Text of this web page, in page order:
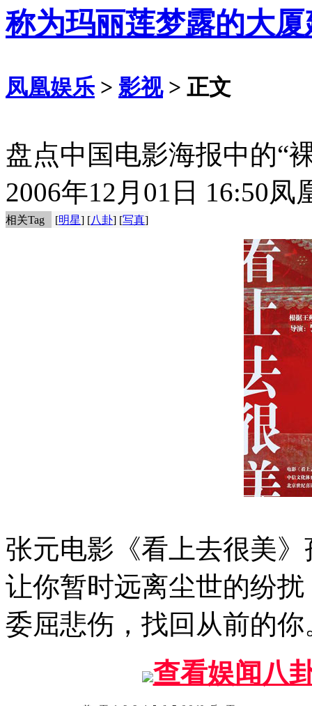
称为玛丽莲梦露的大
凤凰娱乐 > 影视> 正文
盘点中国电影海报中的“
2006年12月01日 16:50凤
相关Tag [明星] [八卦] [写真]
张元电影《看上去很美
让你暂时远离尘世的纷
委屈悲伤，找回从前的你
查看娱闻八